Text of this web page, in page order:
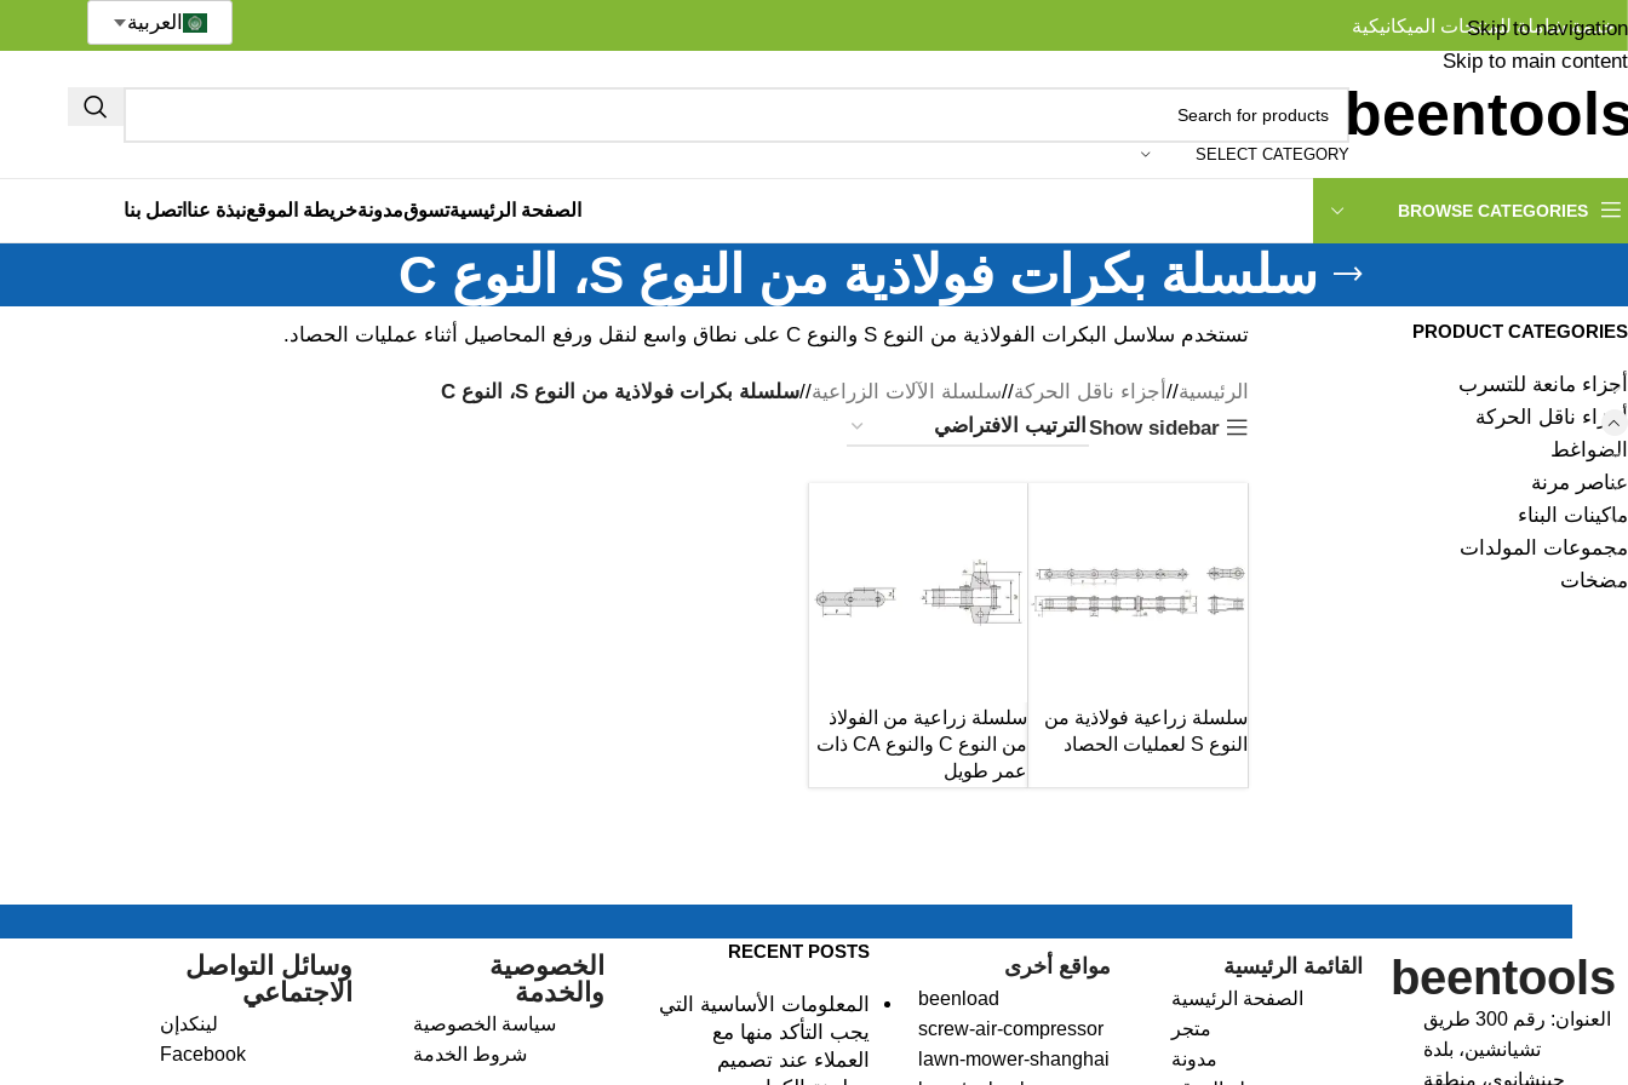
Skip to navigation
Skip to main content
خدمة شاملة للمنتجات الميكانيكية
SELECT CATEGORY
BROWSE CATEGORIES الصفحة الرئيسيةتسوقمدونةخريطة الموقعنبذة عنا اتصل بنا
العربية
سلسلة بكرات فولاذية من النوع S، النوع C
PRODUCT CATEGORIES
أجزاء مانعة للتسرب
أجزاء ناقل الحركة
الضواغط
عناصر مرنة
ماكينات البناء
مجموعات المولدات
مضخات
تستخدم سلاسل البكرات الفولاذية من النوع S والنوع C على نطاق واسع لنقل ورفع المحاصيل أثناء عمليات الحصاد.
الرئيسية/ أجزاء ناقل الحركة/ سلسلة الآلات الزراعية/ سلسلة بكرات فولاذية من النوع S، النوع C
Show sidebar
سلسلة زراعية فولاذية من
النوع S لعمليات الحصاد
سلسلة زراعية من الفولاذ
من النوع C والنوع CA ذات
عمر طويل
beentools
العنوان: رقم 300 طريق
تشيانشين، بلدة
جينشانوي، منطقة
القائمة الرئيسية
الصفحة الرئيسية
متجر
مدونة
مواقع أخرى
beenload
screw-air-compressor
lawn-mower-shanghai
RECENT POSTS
المعلومات الأساسية التي
يجب التأكد منها مع
العملاء عند تصميم
الخصوصية
والخدمة
سياسة الخصوصية
شروط الخدمة
وسائل التواصل
الاجتماعي
لينكدإن
Facebook